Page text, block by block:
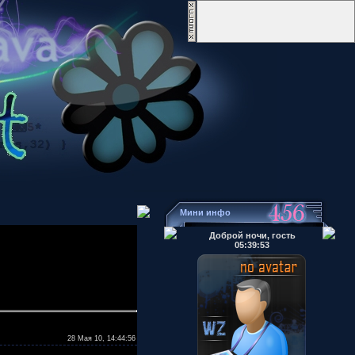
28 Мая 10, 14:44:56
Мини инфо
Доброй ночи, гость
05:39:53